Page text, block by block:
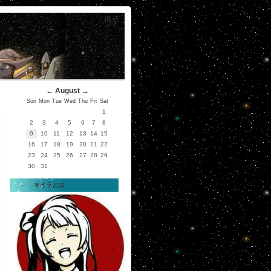
掲示
← August→
Sun Mon Tue Wed Thu Fri Sat
1
2
3 4 5 6 7
8
9
10 11 12 13 14 15
16
17 18 19 20 21
22
23
24 25 26 27 28 29
30
31
オイラとは